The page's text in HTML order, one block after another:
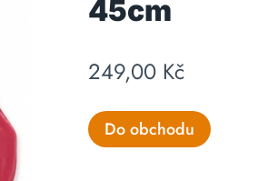
45cm
249,00 Kč
Do obchodu